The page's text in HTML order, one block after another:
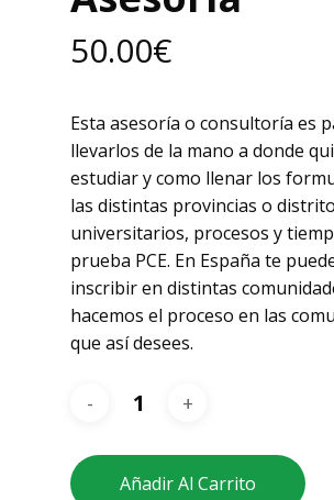
en el
Go To Shop
50.00€
Esta asesoría o consultoría es
llevarlos de la mano a donde
estudiar y como llenar los
las distintas provincias o
universitarios, procesos y
prueba PCE. En España te
inscribir en distintas
hacemos el proceso en las
que así desees.
Añadir Al Carrito